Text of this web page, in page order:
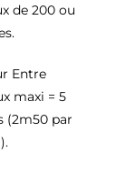
de 200 ou
Entre
maxi = 5
(2m50 par